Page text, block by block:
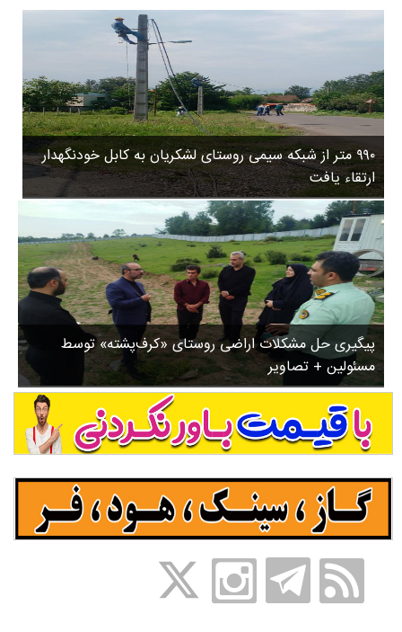
دیلمان
روستاها
ورزشی
سیاسی
چندرسانه ای
مسیر گردشگری دیلمان
درباره ما
سیاهکل
۹۹۰ متر از شبکه سیمی روستای لشکریان به کابل خودنگهدار
ارتقاء یافت
پیگیری حل مشکلات اراضی روستای «کرف‌پشته» توسط
مسئولین + تصاویر
س
۱
۳
۵
۸
ب
ا
ز
ن
ش
س
ت
ش
د
.